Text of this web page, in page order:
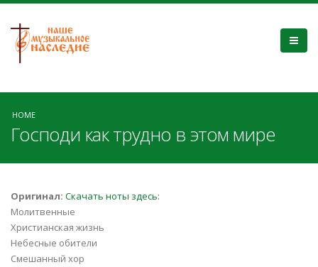
HOME
Господи как трудно в этом мире
Оригинал: Скачать ноты здесь:
Молитвенные
Христианская жизнь
Небесные обители
Смешанный хор